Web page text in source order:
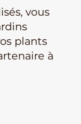
vous
plants
à